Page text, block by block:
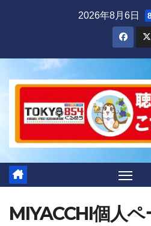
2026年8月6日
MIYACCHI個人ペ